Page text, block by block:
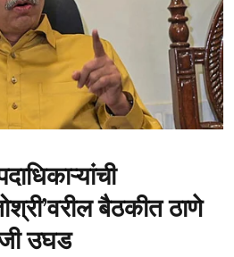
बैठकीत ठाणे
उघड